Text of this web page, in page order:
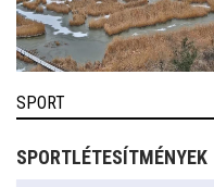
SPORT
SPORTLÉTESÍTMÉNYEK